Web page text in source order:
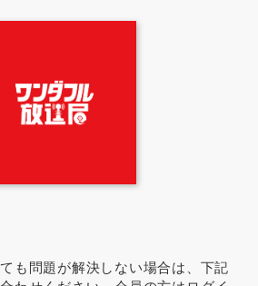
も問題が解決しない場合は、下記